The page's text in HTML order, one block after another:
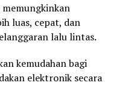
luas, cepat, dan
lalu lintas.
kemudahan bagi
elektronik secara